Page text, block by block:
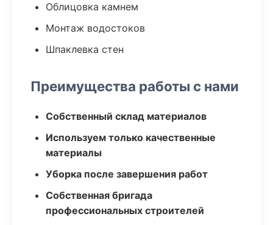
Облицовка камнем
Монтаж водостоков
Шпаклевка стен
Преимущества работы с нами
Собственный склад материалов
Используем только качественные
материалы
Уборка после завершения работ
Собственная бригада
профессиональных строителей